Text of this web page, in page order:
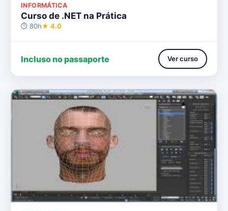
INFORMÁTICA
Curso de .NET na Prática
⏱ 80h★ 4.0
Incluso no passaporte Ver curso